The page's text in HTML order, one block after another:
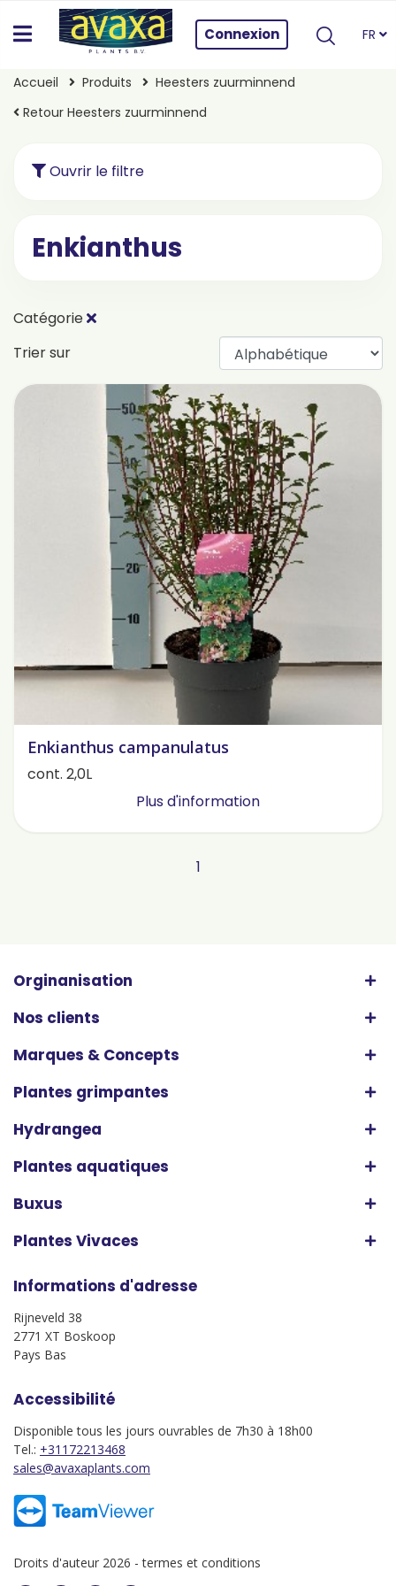
Connexion FR
Accueil Produits
Heesters zuurminnend
Retour Heesters zuurminnend
Ouvrir le filtre
Enkianthus
Catégorie
Trier sur
Enkianthus campanulatus
cont. 2,0L
Plus d'information
1
Orginanisation
Nos clients
Marques & Concepts
Plantes grimpantes
Hydrangea
Plantes aquatiques
Buxus
Plantes Vivaces
Informations d'adresse
Rijneveld 38
2771 XT Boskoop
Pays Bas
Accessibilité
Disponible tous les jours ouvrables de 7h30 à 18h00
Tel.: +31172213468
sales@avaxaplants.com
Droits d'auteur 2026 -termes et conditions